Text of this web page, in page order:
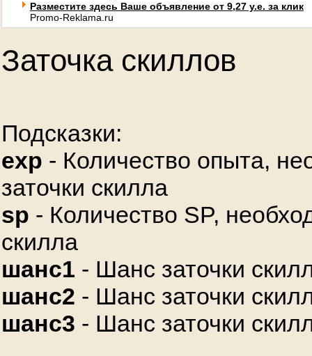
Разместите здесь Ваше объявление от 9,27 у.е. за клик
Promo-Reklama.ru
Заточка скиллов
Подсказки:
exp - Количество опыта,
заточки скилла
sp - Количество SP,
скилла
шанс1 - Шанс заточки
шанс2 - Шанс заточки
шанс3 - Шанс заточки